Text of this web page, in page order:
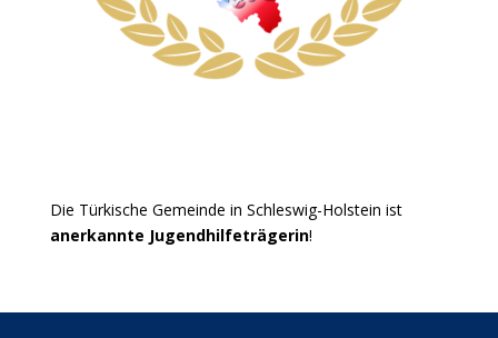
Die Türkische Gemeinde in Schleswig-Holstein ist
anerkannte Jugendhilfeträgerin!